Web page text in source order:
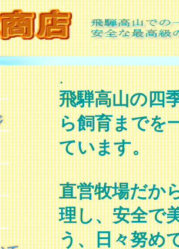
.
飛騨高山の四
ら飼育までを
ています。
直営牧場だか
理し、安全で
う、日々努め